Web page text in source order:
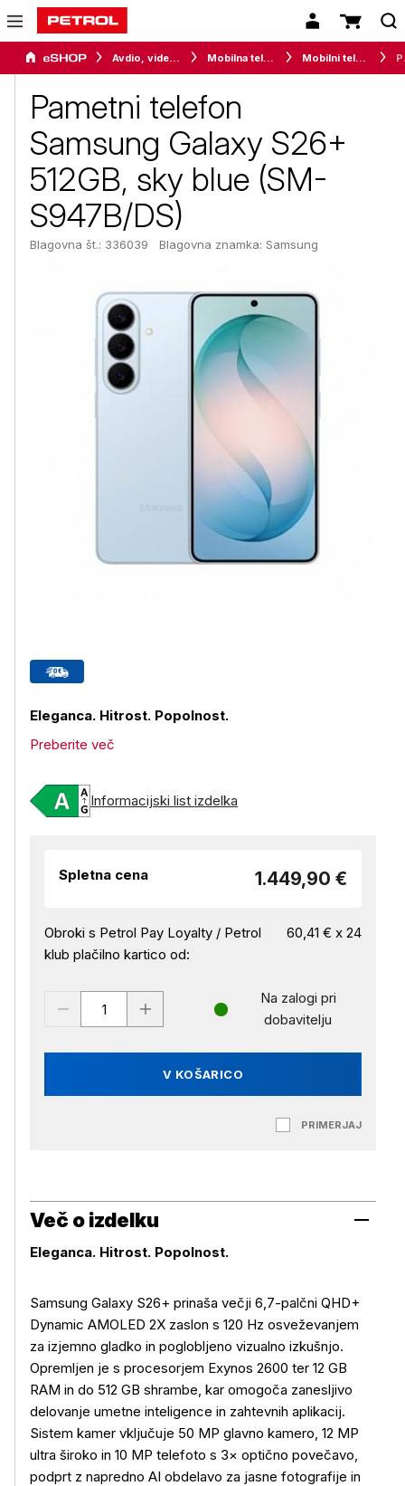
Avdio, video in telefonija Mobilna telefonija Mobilni telefoni
Pametni telefon
Samsung Galaxy S26+
512GB, sky blue (SM-
S947B/DS)
Blagovna št.: 336039 Blagovna znamka: Samsung
Eleganca. Hitrost. Popolnost.
Preberite več
Informacijski list izdelka
Spletna cena 1.449,90 €
Obroki s Petrol Pay Loyalty / Petrol
klub plačilno kartico od:
60,41 € x 24
V KOŠARICO
Na zalogi pri
dobavitelju
PRIMERJAJ
Več o izdelku
Eleganca. Hitrost. Popolnost.
Samsung Galaxy S26+ prinaša večji 6,7-palčni QHD+
Dynamic AMOLED 2X zaslon s 120 Hz osveževanjem
za izjemno gladko in poglobljeno vizualno izkušnjo.
Opremljen je s procesorjem Exynos 2600 ter 12 GB
RAM in do 512 GB shrambe, kar omogoča zanesljivo
delovanje umetne inteligence in zahtevnih aplikacij.
Sistem kamer vključuje 50 MP glavno kamero, 12 MP
ultra široko in 10 MP telefoto s 3× optično povečavo,
podprt z napredno AI obdelavo za jasne fotografije in